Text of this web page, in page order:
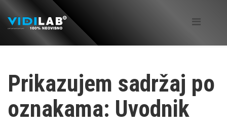
Prikazujem sadržaj po
oznakama: Uvodnik